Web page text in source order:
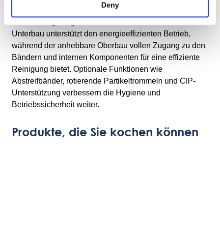
Deny
Touchscreen-Oberfläche mit Rezeptverwaltung und
Unterbau unterstützt den energieeffizienten Betrieb,
während der anhebbare Oberbau vollen Zugang zu den
Bändern und internen Komponenten für eine effiziente
Reinigung bietet. Optionale Funktionen wie
Abstreifbänder, rotierende Partikeltrommeln und CIP-
Unterstützung verbessern die Hygiene und
Betriebssicherheit weiter.
Produkte, die Sie kochen können